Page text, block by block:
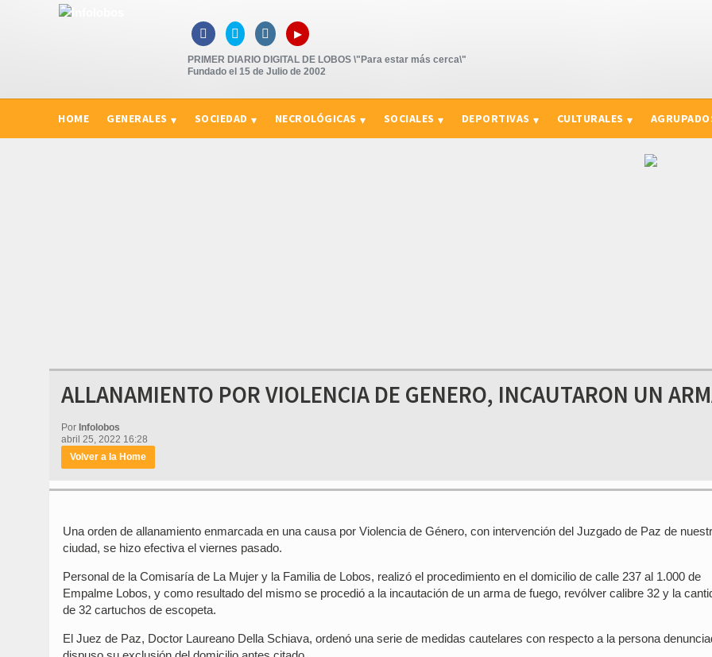
   ▸
PRIMER DIARIO DIGITAL DE LOBOS \"Para estar más cerca\"
Fundado el 15 de Julio de 2002
HOME GENERALES SOCIEDAD NECROLÓGICAS SOCIALES DEPORTIVAS CULTURALES
ALLANAMIENTO POR VIOLENCIA DE GENERO, INCAUTARON UN
Por Infolobos
abril 25, 2022 16:28
Volver a la Home
Una orden de allanamiento enmarcada en una causa por Violencia de Género, con intervención del Juzgado de Paz de
ciudad, se hizo efectiva el viernes pasado.
Personal de la Comisaría de La Mujer y la Familia de Lobos, realizó el procedimiento en el domicilio de calle 237 al 1.000 de
Empalme Lobos, y como resultado del mismo se procedió a la incautación de un arma de fuego, revólver calibre 32 y la
de 32 cartuchos de escopeta.
El Juez de Paz, Doctor Laureano Della Schiava, ordenó una serie de medidas cautelares con respecto a la persona